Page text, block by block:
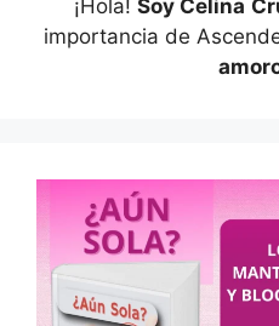
¡Hola! Soy Celina
importancia de